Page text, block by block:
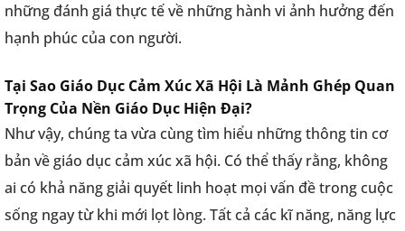
những đánh giá thực tế về những hành vi ảnh hưởng đến
hạnh phúc của con người.
Tại Sao Giáo Dục Cảm Xúc Xã Hội Là Mảnh Ghép Quan
Trọng Của Nền Giáo Dục Hiện Đại?
Như vậy, chúng ta vừa cùng tìm hiểu những thông tin cơ
bản về giáo dục cảm xúc xã hội. Có thể thấy rằng, không
ai có khả năng giải quyết linh hoạt mọi vấn đề trong cuộc
sống ngay từ khi mới lọt lòng. Tất cả các kĩ năng, năng lực